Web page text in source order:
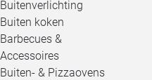
Buitenverlichting
Buiten koken
Barbecues &
Accessoires
Buiten- & Pizzaovens